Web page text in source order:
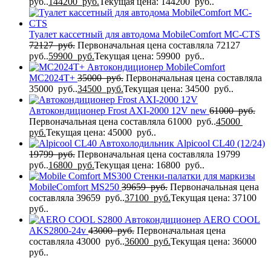
Туалет кассетный для автодома MobileComfort MC-CTS
72127руб. Первоначальная цена составляла 72127
руб..59900 руб.Текущая цена: 59900 руб..
Автокондиционер MobileComfort
MC2024T+ 35000руб. Первоначальная цена составляла
35000 руб..34500 руб.Текущая цена: 34500 руб..
Автокондиционер Frost AXI-2000 12V new 61000руб.
Первоначальная цена составляла 61000 руб..45000
руб.Текущая цена: 45000 руб..
Автохолодильник Alpicool CL40 (12/24)
19799руб. Первоначальная цена составляла 19799
руб..16800 руб.Текущая цена: 16800 руб..
Стенки-палатки для маркизы
MobileComfort MS250 39659руб. Первоначальная цена
составляла 39659 руб..37100 руб.Текущая цена: 37100
руб..
Автокондиционер AERO COOL
AKS2800-24v 43000руб. Первоначальная цена
составляла 43000 руб..36000 руб.Текущая цена: 36000
руб..